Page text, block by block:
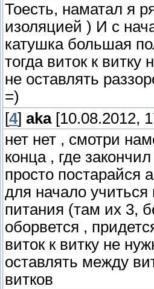
Тоесть, наматал я
изоляцией ) И с
катушка большая
тогда виток к
не оставлять
=)
[4] aka[10.08.2012,
нет нет , смотри
конца , где
просто постарайся
для начало
питания (там их 3,
оборвется ,
виток к витку не
оставлять между
витков